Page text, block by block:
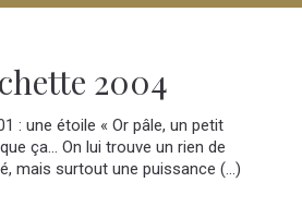
2004
: une étoile « Or pâle, un petit
ça... On lui trouve un rien de
mais surtout une puissance (...)